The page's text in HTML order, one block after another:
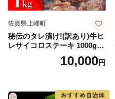
佐賀県上峰町
秘伝のタレ漬け!(訳あり)牛ヒ
レサイコロステーキ 1000g
10,000円